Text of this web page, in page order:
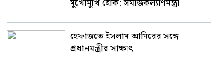
মুখোমুখি হোক: সমাজকল্যাণমন্ত্রী
হেফাজতে ইসলাম আমিরের সঙ্গে
প্রধানমন্ত্রীর সাক্ষাৎ